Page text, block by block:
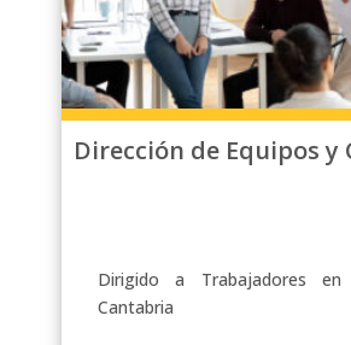
Dirección de Equipos y
Dirigido a Trabajadores
Cantabria